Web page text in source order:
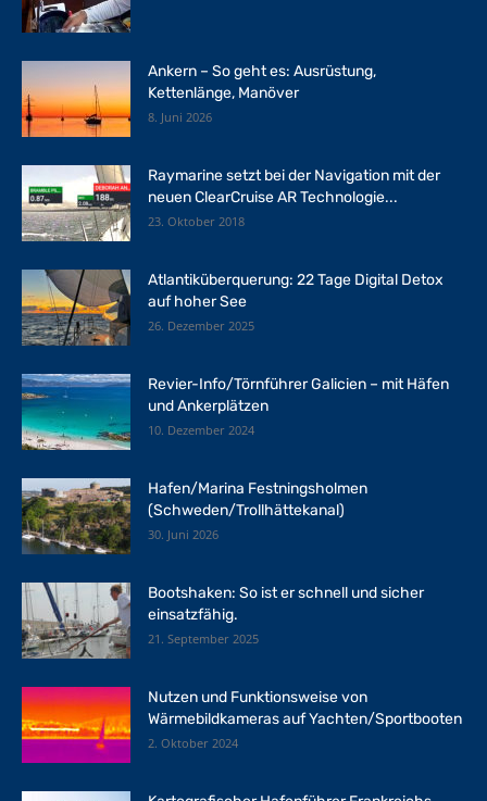
Ankern – So geht es: Ausrüstung,
Kettenlänge, Manöver
8. Juni 2026
Raymarine setzt bei der Navigation mit der
neuen ClearCruise AR Technologie...
23. Oktober 2018
Atlantiküberquerung: 22 Tage Digital Detox
auf hoher See
26. Dezember 2025
Revier-Info/Törnführer Galicien – mit Häfen
und Ankerplätzen
10. Dezember 2024
Hafen/Marina Festningsholmen
(Schweden/Trollhättekanal)
30. Juni 2026
Bootshaken: So ist er schnell und sicher
einsatzfähig.
21. September 2025
Nutzen und Funktionsweise von
Wärmebildkameras auf Yachten/Sportbooten
2. Oktober 2024